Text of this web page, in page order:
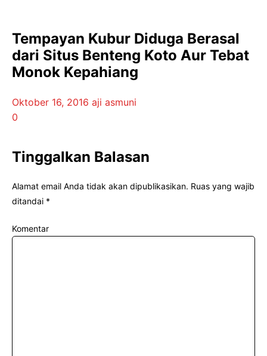
Tempayan Kubur Diduga Berasal
dari Situs Benteng Koto Aur Tebat
Monok Kepahiang
Oktober 16, 2016 aji asmuni
0
Tinggalkan Balasan
Alamat email Anda tidak akan dipublikasikan. Ruas yang wajib
ditandai *
Komentar